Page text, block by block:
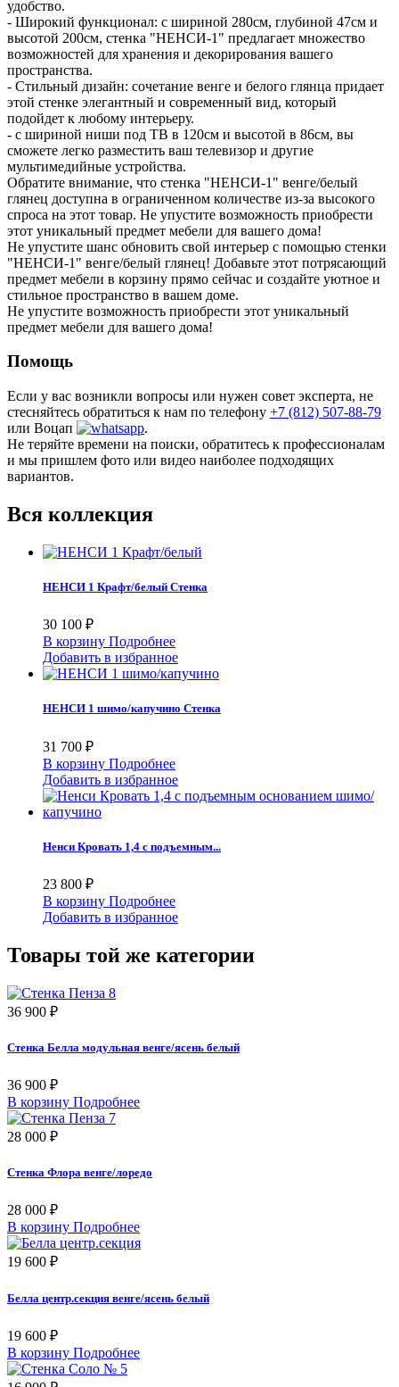
удобство.
- Широкий функционал: с шириной 280см, глубиной 47см и
высотой 200см, стенка "НЕНСИ-1" предлагает множество
возможностей для хранения и декорирования вашего
пространства.
- Стильный дизайн: сочетание венге и белого глянца придает
этой стенке элегантный и современный вид, который
подойдет к любому интерьеру.
- с шириной ниши под ТВ в 120см и высотой в 86см, вы
сможете легко разместить ваш телевизор и другие
мультимедийные устройства.
Обратите внимание, что стенка "НЕНСИ-1" венге/белый
глянец доступна в ограниченном количестве из-за высокого
спроса на этот товар. Не упустите возможность приобрести
этот уникальный предмет мебели для вашего дома!
Не упустите шанс обновить свой интерьер с помощью стенки
"НЕНСИ-1" венге/белый глянец! Добавьте этот потрясающий
предмет мебели в корзину прямо сейчас и создайте уютное и
стильное пространство в вашем доме.
Не упустите возможность приобрести этот уникальный
предмет мебели для вашего дома!
Помощь
Если у вас возникли вопросы или нужен совет эксперта, не
стесняйтесь обратиться к нам по телефону +7 (812) 507-88-79
или Воцап
.
Не теряйте времени на поиски, обратитесь к профессионалам
и мы пришлем фото или видео наиболее подходящих
вариантов.
Вся коллекция
НЕНСИ 1 Крафт/белый Стенка
30 100 ₽
В корзину Подробнее
Добавить в избранное
НЕНСИ 1 шимо/капучино Стенка
31 700 ₽
В корзину Подробнее
Добавить в избранное
Ненси Кровать 1,4 с подъемным...
23 800 ₽
В корзину Подробнее
Добавить в избранное
Товары той же категории
36 900 ₽
Стенка Белла модульная венге/ясень белый
36 900 ₽
В корзину Подробнее
28 000 ₽
Стенка Флора венге/лоредо
28 000 ₽
В корзину Подробнее
19 600 ₽
Белла центр.секция венге/ясень белый
19 600 ₽
В корзину Подробнее